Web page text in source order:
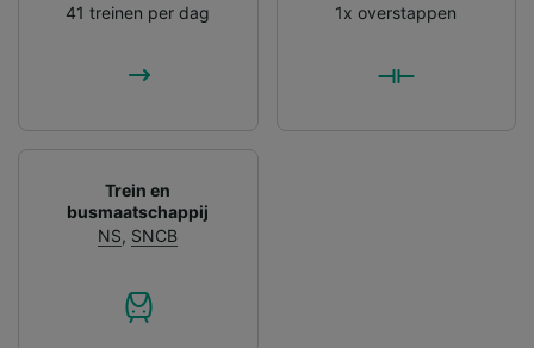
41 treinen per dag
1x overstappen
Trein en
busmaatschappij
NS, SNCB